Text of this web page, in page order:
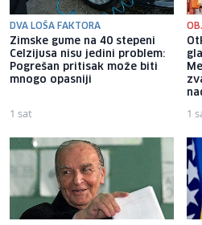
DVA LOŠA FAKTORA
Zimske gume na 40 stepeni
Celzijusa nisu jedini problem:
Pogrešan pritisak može biti
mnogo opasniji
1 sat 1